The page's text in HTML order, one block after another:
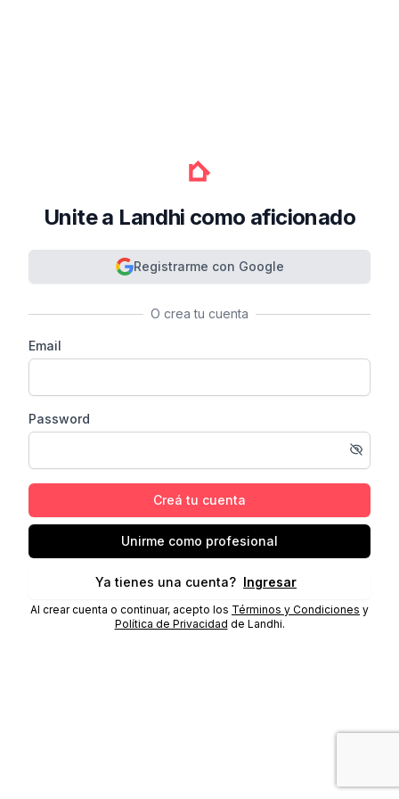
Unite a Landhi como aficionado
Registrarme con Google
O crea tu cuenta
Email
Password
Creá tu cuenta
Unirme como profesional
Ya tienes una cuenta? Ingresar
Al crear cuenta o continuar, acepto los Términos y Condiciones y
Política de Privacidad de Landhi.